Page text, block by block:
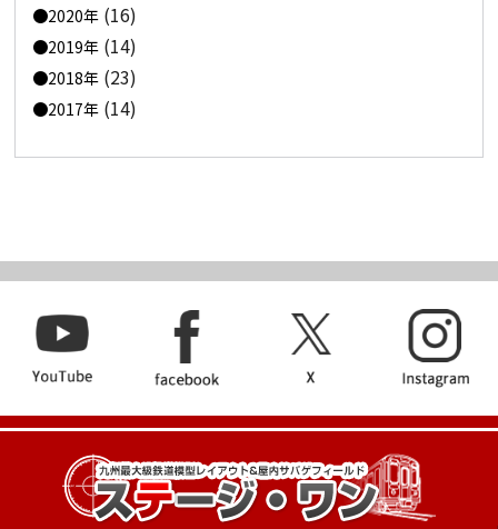
2020年 (16)
2019年 (14)
2018年 (23)
2017年 (14)